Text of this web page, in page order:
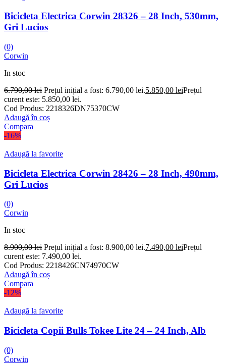
Bicicleta Electrica Corwin 28326 – 28 Inch, 530mm,
Gri Lucios
(0)
Corwin
In stoc
6.790,00lei Prețul inițial a fost: 6.790,00 lei.5.850,00 leiPrețul
curent este: 5.850,00 lei.
Cod Produs: 2218326DN75370CW
Adaugă în coș
Compara
-16%
Adaugă la favorite
Bicicleta Electrica Corwin 28426 – 28 Inch, 490mm,
Gri Lucios
(0)
Corwin
In stoc
8.900,00lei Prețul inițial a fost: 8.900,00 lei.7.490,00 leiPrețul
curent este: 7.490,00 lei.
Cod Produs: 2218426CN74970CW
Adaugă în coș
Compara
-12%
Adaugă la favorite
Bicicleta Copii Bulls Tokee Lite 24 – 24 Inch, Alb
(0)
Corwin